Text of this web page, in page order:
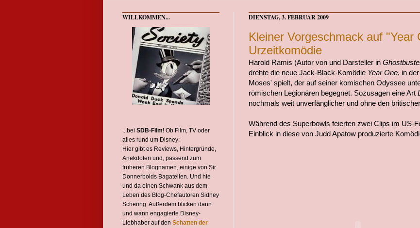
DIENSTAG, 3. FEBRUAR 2009
Kleiner Vorgeschmack auf "Year
Urzeitkomödie
Harold Ramis (Autor von und Darsteller in
drehte die neue Jack-Black-Komödie Year One, in
Moses' spielt, der auf seiner komischen Odyssee
römischen Legionären begegnet. Sozusagen eine Art
nochmals weit unverfänglicher und ohne den
Während des Superbowls feierten zwei Clips im US-
Einblick in diese von Judd Apatow produzierte
WILLKOMMEN...
...bei SDB-Film! Ob Film, TV oder
alles rund um Disney:
Hier gibt es Reviews, Hintergründe,
Anekdoten und, passend zum
früheren Blognamen, einige von Sir
Donnerbolds Bagatellen. Und hie
und da einen Schwank aus dem
Leben des Blog-Chefautoren Sidney
Schering. Außerdem blicken dann
und wann engagierte Disney-
Liebhaber auf den Schatten der